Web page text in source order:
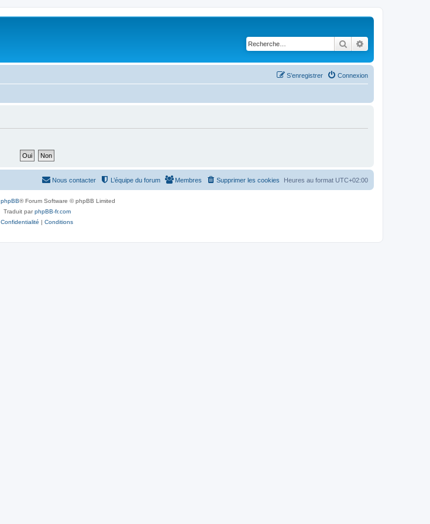
Rechercher
Connexion
S’enregistrer
Heures au format UTC+02:00
Supprimer les cookies
Membres
L’équipe du forum
Nous contacter
phpBB® Forum Software © phpBB Limited
Traduit parphpBB-fr.com
Confidentialité | Conditions